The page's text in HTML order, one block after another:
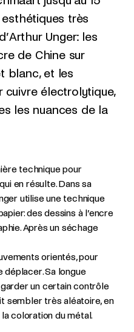
très
Unger: les
de Chine sur
blanc, et les
cuivre électrolytique,
les nuances de la
technique pour
en résulte. Dans sa
utilise une technique
des dessins à l’encre
Après un séchage
orientés, pour
Sa longue
un certain contrôle
sembler très aléatoire, en
coloration du métal.